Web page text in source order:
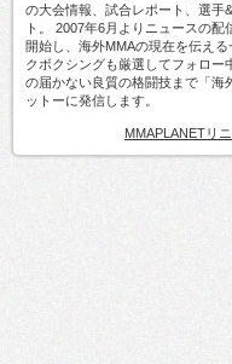
の大会情報、試合レポート、選手
ト。 2007年6月よりニュースの
開始し、海外MMAの現在を伝え
クボクシングも厳選してフォロー
の届かない良質の格闘技まで「海
ットーに発信します。
MMAPLANETリ